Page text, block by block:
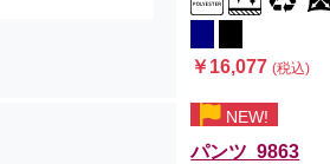
￥16,077(税込)
NEW!
パンツ 9863